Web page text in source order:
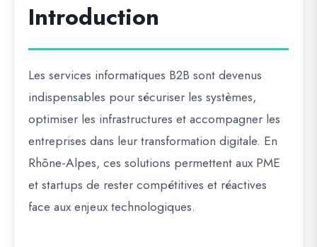
Introduction
Les services informatiques B2B sont devenus
indispensables pour sécuriser les systèmes,
optimiser les infrastructures et accompagner les
entreprises dans leurtransformation digitale. En
Rhône-Alpes, ces solutions permettent aux PME
et startups de rester compétitives et réactives
face aux enjeux technologiques.